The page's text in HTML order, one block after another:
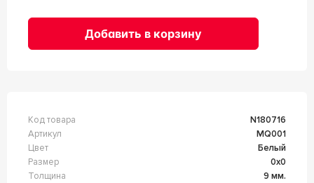
Добавить в корзину
Код товара
n180716
Артикул
MQ001
Цвет
Белый
Размер
0x0
Толщина
9 мм.